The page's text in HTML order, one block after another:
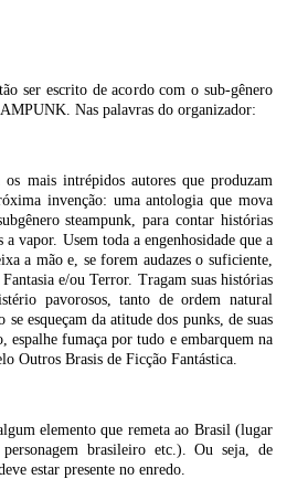
ser escrito de acordo com o sub-gênero
Nas palavras do organizador:
mais intrépidos autores que produzam
invenção: uma antologia que mova
steampunk, para contar histórias
vapor. Usem toda a engenhosidade que a
a mão e, se forem audazes o suficiente,
e/ou Terror. Tragam suas histórias
pavorosos, tanto de ordem natural
se esqueçam da atitude dos punks, de suas
espalhe fumaça por tudo e embarquem na
Outros Brasis de Ficção Fantástica.
elemento que remeta ao Brasil (lugar
brasileiro etc.). Ou seja, de
estar presente no enredo.